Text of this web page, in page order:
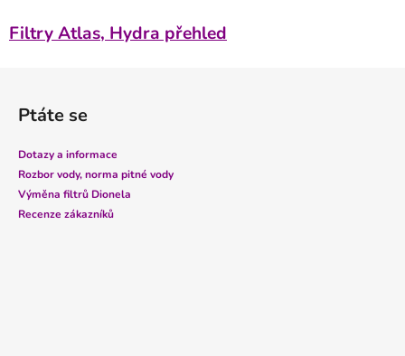
Filtry Atlas, Hydra přehled
Ptáte se
Dotazy a informace
Rozbor vody, norma pitné vody
Výměna filtrů Dionela
Recenze zákazníků